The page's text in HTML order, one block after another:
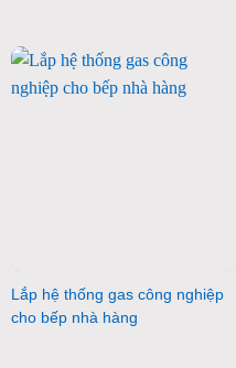
Lắp hệ thống gas công nghiệp
cho bếp nhà hàng